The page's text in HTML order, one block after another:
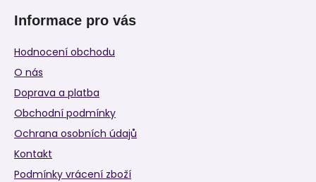
Informace pro vás
Hodnocení obchodu
O nás
Doprava a platba
Obchodní podmínky
Ochrana osobních údajů
Kontakt
Podmínky vrácení zboží